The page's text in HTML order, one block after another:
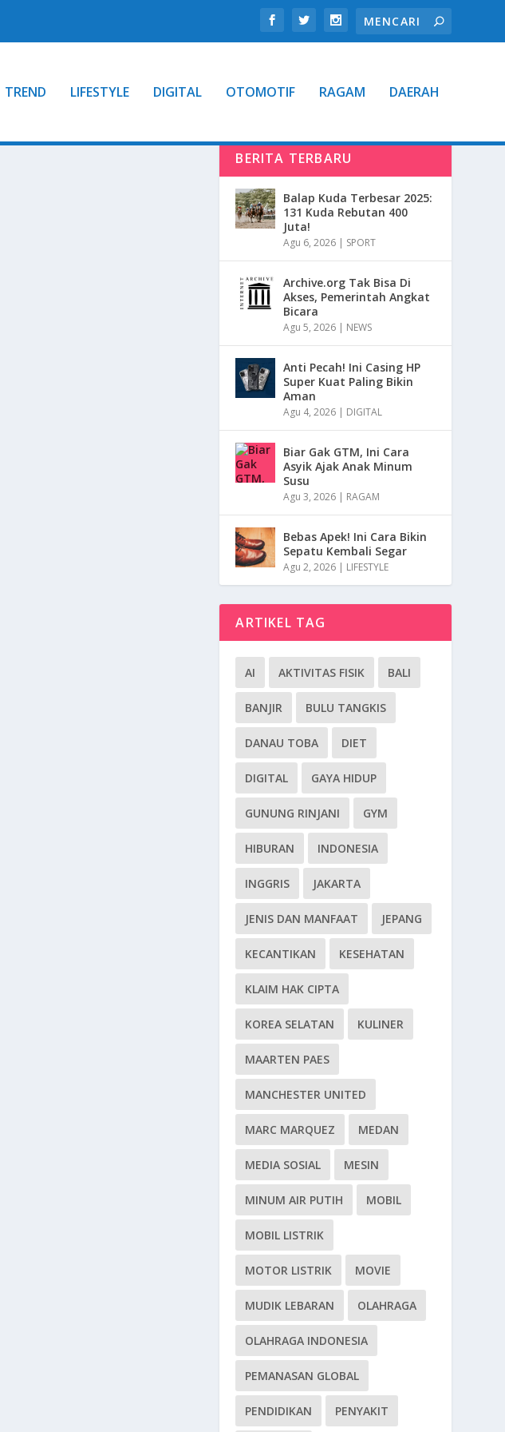
TREND LIFESTYLE DIGITAL OTOMOTIF RAGAM DAERAH
BERITA TERBARU
Balap Kuda Terbesar 2025:
131 Kuda Rebutan 400
Juta!
Agu 6, 2026 | SPORT
Archive.org Tak Bisa Di
Akses, Pemerintah Angkat
Bicara
Agu 5, 2026 | NEWS
Anti Pecah! Ini Casing HP
Super Kuat Paling Bikin
Aman
Agu 4, 2026 | DIGITAL
Biar Gak GTM, Ini Cara
Asyik Ajak Anak Minum
Susu
Agu 3, 2026 | RAGAM
Bebas Apek! Ini Cara Bikin
Sepatu Kembali Segar
Agu 2, 2026 | LIFESTYLE
ARTIKEL TAG
AI AKTIVITAS FISIK BALI
BANJIR BULU TANGKIS
DANAU TOBA DIET
DIGITAL GAYA HIDUP
GUNUNG RINJANI GYM
HIBURAN INDONESIA
INGGRIS JAKARTA
JENIS DAN MANFAAT JEPANG
KECANTIKAN KESEHATAN
KLAIM HAK CIPTA
KOREA SELATAN KULINER
MAARTEN PAES
MANCHESTER UNITED
MARC MARQUEZ MEDAN
MEDIA SOSIAL MESIN
MINUM AIR PUTIH MOBIL
MOBIL LISTRIK
MOTOR LISTRIK MOVIE
MUDIK LEBARAN OLAHRAGA
OLAHRAGA INDONESIA
PEMANASAN GLOBAL
PENDIDIKAN PENYAKIT